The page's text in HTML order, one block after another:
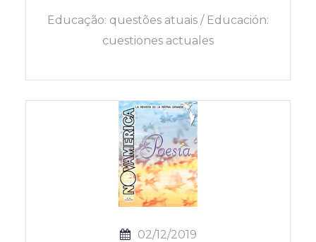
Educação: questões atuais / Educación:
cuestiones actuales
02/12/2019